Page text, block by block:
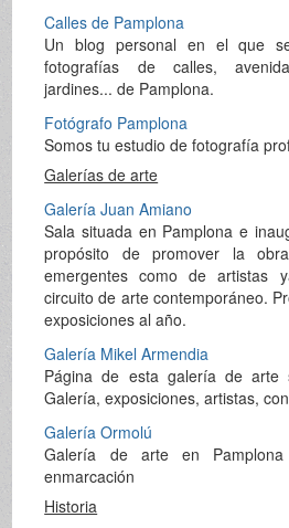
Calles de Pamplona
Un blog personal en el que
fotografías de calles,
jardines... de Pamplona.
Fotógrafo Pamplona
Somos tu estudio de fotografía
Galerías de arte
Galería Juan Amiano
Sala situada en Pamplona e
propósito de promover la
emergentes como de artistas
circuito de arte contemporáneo.
exposiciones al año.
Galería Mikel Armendia
Página de esta galería de arte
Galería, exposiciones, artistas,
Galería Ormolú
Galería de arte en
enmarcación
Historia